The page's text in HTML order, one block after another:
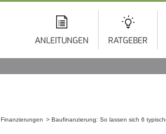
ANLEITUNGEN RATGEBER
Finanzierungen Baufinanzierung: So lassen sich 6